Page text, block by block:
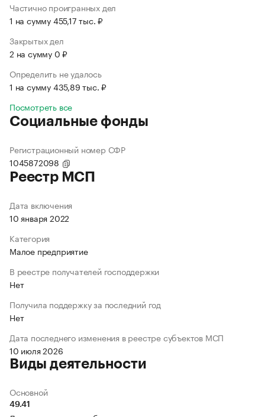
Частично проигранных дел
1 на сумму 455,17 тыс. ₽
Закрытых дел
2 на сумму 0 ₽
Определить не удалось
1 на сумму 435,89 тыс. ₽
Посмотреть все
Социальные фонды
Регистрационный номер СФР
1045872098
Реестр МСП
Дата включения
10 января 2022
Категория
Малое предприятие
В реестре получателей господдержки
Нет
Получила поддержку за последний год
Нет
Дата последнего изменения в реестре субъектов МСП
10 июля 2026
Виды деятельности
Основной
49.41